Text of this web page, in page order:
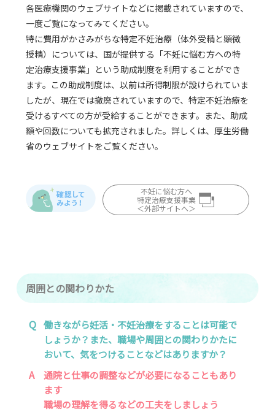
各医療機関のウェブサイトなどに掲載されていますので、
一度ご覧になってみてください。
特に費用がかさみがちな特定不妊治療（体外受精と顕微
授精）については、国が提供する「不妊に悩む方への特
定治療支援事業」という助成制度を利用することができ
ます。この助成制度は、以前は所得制限が設けられていま
したが、現在では撤廃されていますので、特定不妊治療を
受けるすべての方が受給することができます。また、助成
額や回数についても拡充されました。詳しくは、厚生労働
省のウェブサイトをご覧ください。
不妊に悩む方へ
特定治療支援事業
＜外部サイトへ＞
周囲との関わりかた
Q 働きながら妊活・不妊治療をすることは可能で
しょうか？また、職場や周囲との関わりかたに
おいて、気をつけることなどはありますか？
A
通院と仕事の調整などが必要になることもあり
ます
職場の理解を得るなどの工夫をしましょう